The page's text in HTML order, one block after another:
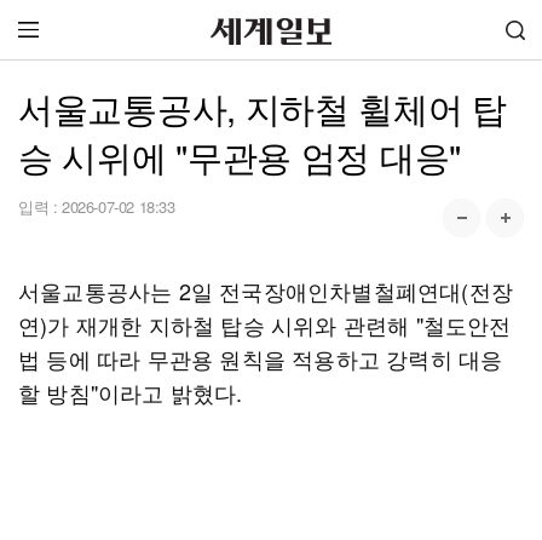
서울교통공사, 지하철 휠체어 탑
승 시위에 "무관용 엄정 대응"
입력 : 2026-07-02 18:33
서울교통공사는 2일 전국장애인차별철폐연대(전장
연)가 재개한 지하철 탑승 시위와 관련해 "철도안전
법 등에 따라 무관용 원칙을 적용하고 강력히 대응
할 방침"이라고 밝혔다.